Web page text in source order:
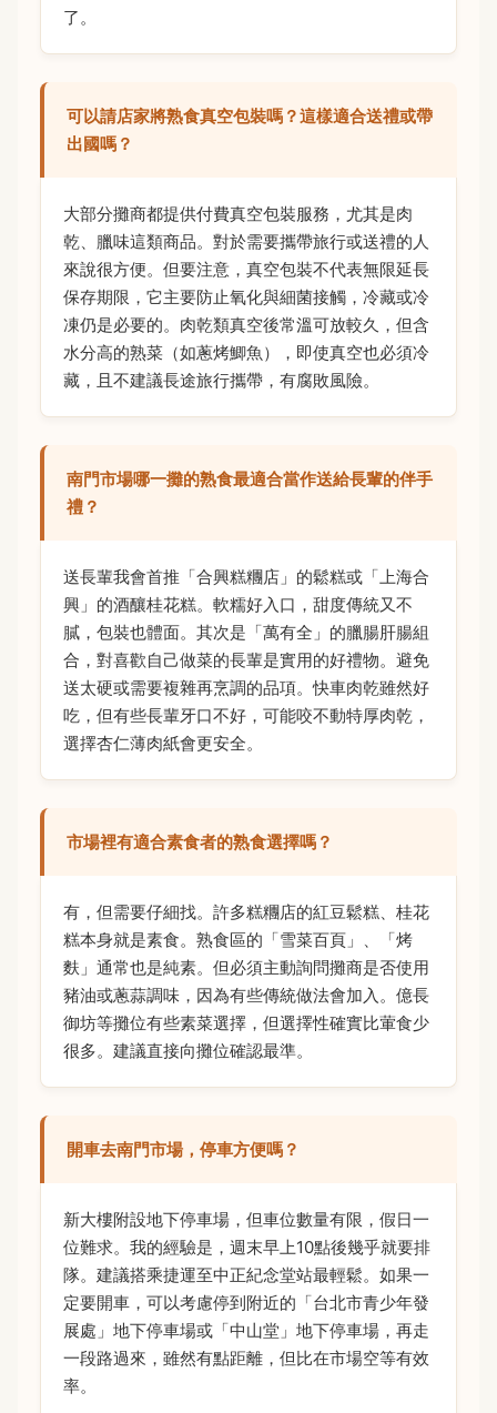
了。
可以請店家將熟食真空包裝嗎？這樣適合送禮或帶
出國嗎？
大部分攤商都提供付費真空包裝服務，尤其是肉
乾、臘味這類商品。對於需要攜帶旅行或送禮的人
來說很方便。但要注意，真空包裝不代表無限延長
保存期限，它主要防止氧化與細菌接觸，冷藏或冷
凍仍是必要的。肉乾類真空後常溫可放較久，但含
水分高的熟菜（如蔥烤鯽魚），即使真空也必須冷
藏，且不建議長途旅行攜帶，有腐敗風險。
南門市場哪一攤的熟食最適合當作送給長輩的伴手
禮？
送長輩我會首推「合興糕糰店」的鬆糕或「上海合
興」的酒釀桂花糕。軟糯好入口，甜度傳統又不
膩，包裝也體面。其次是「萬有全」的臘腸肝腸組
合，對喜歡自己做菜的長輩是實用的好禮物。避免
送太硬或需要複雜再烹調的品項。快車肉乾雖然好
吃，但有些長輩牙口不好，可能咬不動特厚肉乾，
選擇杏仁薄肉紙會更安全。
市場裡有適合素食者的熟食選擇嗎？
有，但需要仔細找。許多糕糰店的紅豆鬆糕、桂花
糕本身就是素食。熟食區的「雪菜百頁」、「烤
麩」通常也是純素。但必須主動詢問攤商是否使用
豬油或蔥蒜調味，因為有些傳統做法會加入。億長
御坊等攤位有些素菜選擇，但選擇性確實比葷食少
很多。建議直接向攤位確認最準。
開車去南門市場，停車方便嗎？
新大樓附設地下停車場，但車位數量有限，假日一
位難求。我的經驗是，週末早上10點後幾乎就要排
隊。建議搭乘捷運至中正紀念堂站最輕鬆。如果一
定要開車，可以考慮停到附近的「台北市青少年發
展處」地下停車場或「中山堂」地下停車場，再走
一段路過來，雖然有點距離，但比在市場空等有效
率。